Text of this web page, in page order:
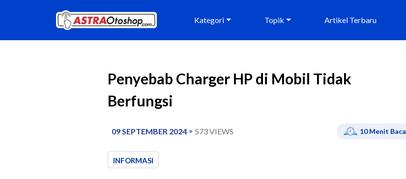
Kategori Topik Artikel Terbaru
Penyebab Charger HP di Mobil Tidak
Berfungsi
09 SEPTEMBER 2024 573VIEWS 10Menit Baca
INFORMASI